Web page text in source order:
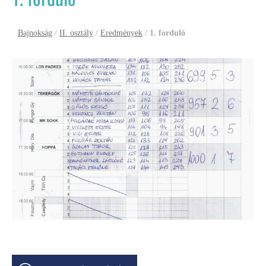
Bajnokság / II. osztály / Eredmények / 1. forduló